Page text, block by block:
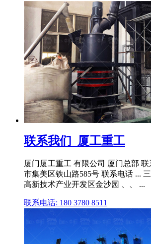
联系我们_厦工重工
厦门厦工重工 有限公司 厦门总部
市集美区铁山路585号 联系电话 ...
高新技术产业开发区金沙园 、、 ...
联系电话: 180 3780 8511